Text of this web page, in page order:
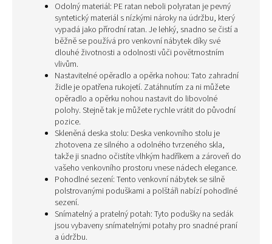
Odolný materiál: PE ratan neboli polyratan je pevný
syntetický materiál s nízkými nároky na údržbu, který
vypadá jako přírodní ratan. Je lehký, snadno se čistí a
běžně se používá pro venkovní nábytek díky své
dlouhé životnosti a odolnosti vůči povětrnostním
vlivům.
Nastavitelné opěradlo a opěrka nohou: Tato zahradní
židle je opatřena rukojetí. Zatáhnutím za ni můžete
opěradlo a opěrku nohou nastavit do libovolné
polohy. Stejně tak je můžete rychle vrátit do původní
pozice.
Skleněná deska stolu: Deska venkovního stolu je
zhotovena ze silného a odolného tvrzeného skla,
takže ji snadno očistíte vlhkým hadříkem a zároveň do
vašeho venkovního prostoru vnese nádech elegance.
Pohodlné sezení: Tento venkovní nábytek se silně
polstrovanými poduškami a polštáři nabízí pohodlné
sezení.
Snímatelný a pratelný potah: Tyto podušky na sedák
jsou vybaveny snímatelnými potahy pro snadné praní
a údržbu.